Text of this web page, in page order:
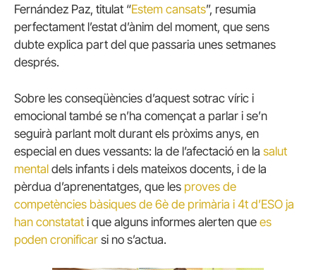
Fernández Paz, titulat “Estem cansats”, resumia
perfectament l’estat d’ànim del moment, que sens
dubte explica part del que passaria unes setmanes
després.
Sobre les conseqüències d’aquest sotrac víric i
emocional també se n’ha començat a parlar i se’n
seguirà parlant molt durant els pròxims anys, en
especial en dues vessants: la de l’afectació en la salut
mental dels infants i dels mateixos docents, i de la
pèrdua d’aprenentatges, que les proves de
competències bàsiques de 6è de primària i 4t d’ESO ja
han constatat i que alguns informes alerten que es
poden cronificar si no s’actua.